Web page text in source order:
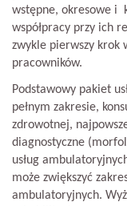
wstępne, okresowe i
współpracy przy ich
zwykle pierwszy krok
pracowników.
Podstawowy pakiet
pełnym zakresie,
zdrowotnej,
diagnostyczne
usług
może zwiększyć
ambulatoryjnych.